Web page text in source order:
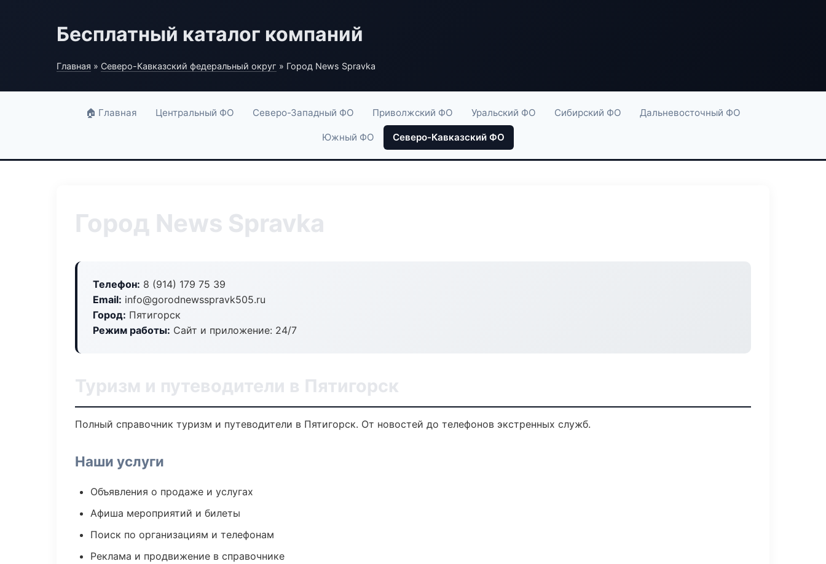
Бесплатный каталог компаний
Главная » Северо-Кавказский федеральный округ » Город News Spravka
🏠 Главная Центральный ФО Северо-Западный ФО Приволжский ФО Уральский ФО Сибирский ФО Дальневосточный ФО
Южный ФО Северо-Кавказский ФО
Город News Spravka
Телефон: 8 (914) 179 75 39
Email: info@gorodnewsspravk505.ru
Город: Пятигорск
Режим работы: Сайт и приложение: 24/7
Туризм и путеводители в Пятигорск
Полный справочник туризм и путеводители в Пятигорск. От новостей до телефонов экстренных служб.
Наши услуги
Объявления о продаже и услугах
Афиша мероприятий и билеты
Поиск по организациям и телефонам
Реклама и продвижение в справочнике